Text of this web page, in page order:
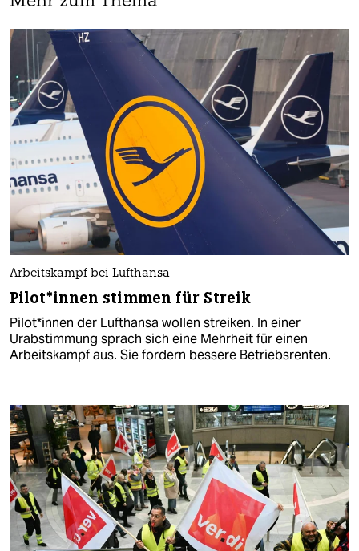
Arbeitskampf bei Lufthansa
Pi­lo­t*in­nen stimmen für Streik
Pi­lo­t*in­nen der Lufthansa wollen streiken. In einer
Urabstimmung sprach sich eine Mehrheit für einen
Arbeitskampf aus. Sie fordern bessere Betriebsrenten.